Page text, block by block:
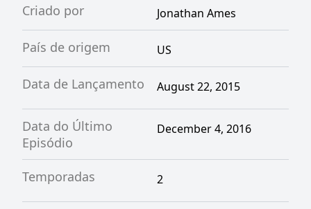
Criado por Jonathan Ames
País de origem US
Data de Lançamento August 22, 2015
Data do Último
Episódio
December 4, 2016
Temporadas 2